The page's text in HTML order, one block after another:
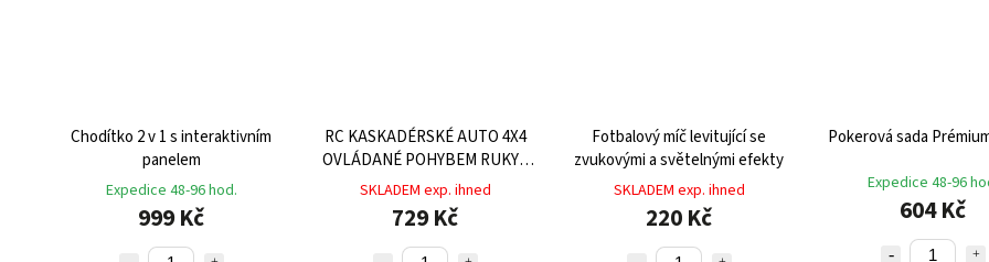
Chodítko 2 v 1 s interaktivním
panelem
Expedice 48-96 hod.
999 Kč
RC KASKADÉRSKÉ AUTO 4X4
OVLÁDANÉ POHYBEM RUKY -
MODRÉ, GESTO KONTROLA
SKLADEM exp. ihned
729 Kč
Fotbalový míč levitující se
zvukovými a světelnými efekty
SKLADEM exp. ihned
220 Kč
Pokerová sada
Expedice 48-96
604 Kč